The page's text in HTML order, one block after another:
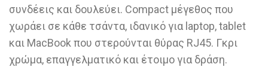
συνδέεις και δουλεύει. Compact μέγεθος που
χωράει σε κάθε τσάντα, ιδανικό για laptop, tablet
και MacBook που στερούνται θύρας RJ45. Γκρι
χρώμα, επαγγελματικό και έτοιμο για δράση.